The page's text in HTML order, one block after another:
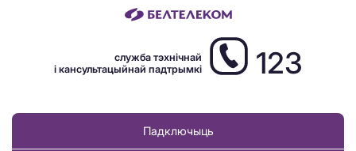
служба тэхнічнай
і кансультацыйнай падтрымкі
123
Падключыць